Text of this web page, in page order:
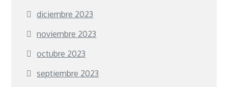
diciembre 2023
noviembre 2023
octubre 2023
septiembre 2023